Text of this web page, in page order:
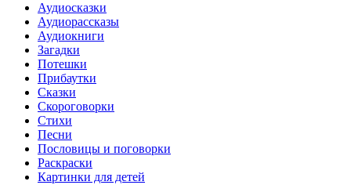
Аудиосказки
Аудиорассказы
Аудиокниги
Загадки
Потешки
Прибаутки
Сказки
Скороговорки
Стихи
Песни
Пословицы и поговорки
Раскраски
Картинки для детей